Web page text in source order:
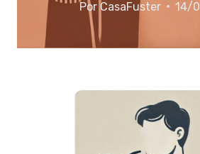
Por CasaFuster 14/